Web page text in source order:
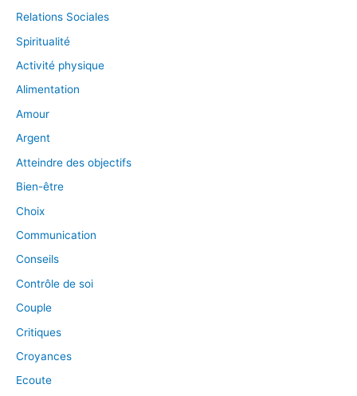
Relations Sociales
Spiritualité
Activité physique
Alimentation
Amour
Argent
Atteindre des objectifs
Bien-être
Choix
Communication
Conseils
Contrôle de soi
Couple
Critiques
Croyances
Ecoute